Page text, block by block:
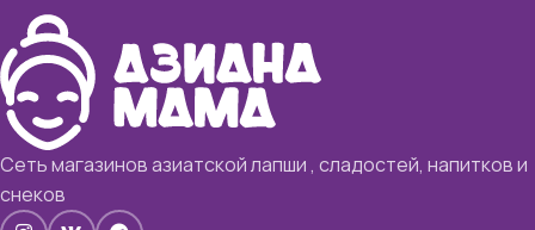
Сеть магазинов азиатской лапши , сладостей, напитков и
снеков